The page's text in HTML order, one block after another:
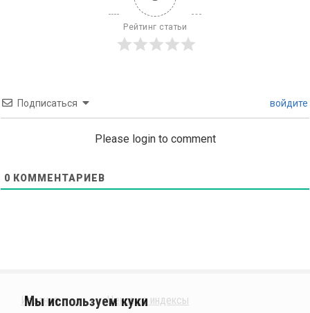
Рейтинг статьи
Подписаться войдите
Please login to comment
0 КОММЕНТАРИЕВ
Издания Ценовые индексы